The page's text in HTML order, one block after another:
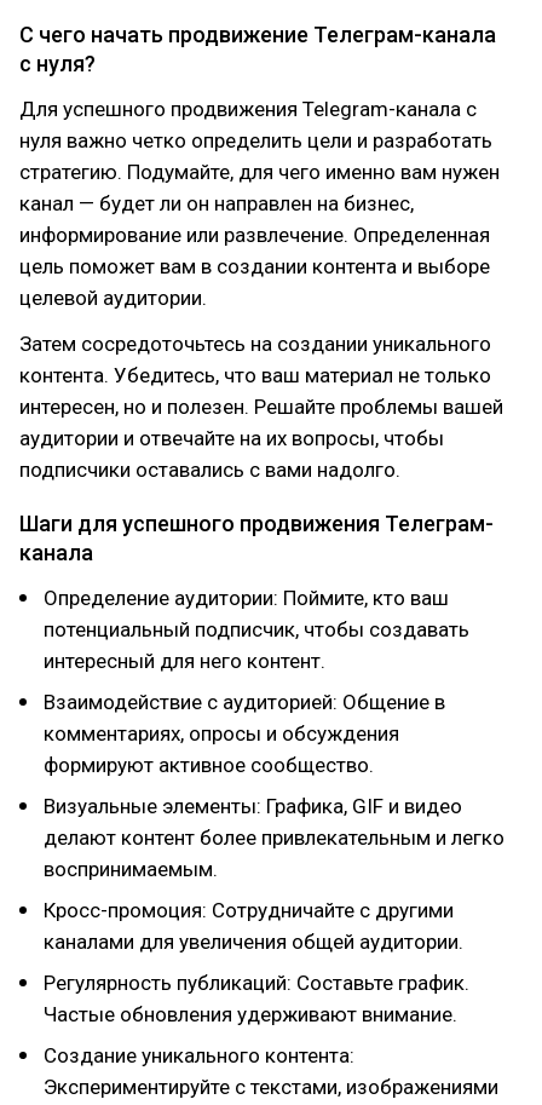
С чего начать продвижение Телеграм-канала
с нуля?
Для успешного продвижения Telegram-канала с
нуля важно четко определить цели и разработать
стратегию. Подумайте, для чего именно вам нужен
канал — будет ли он направлен на бизнес,
информирование или развлечение. Определенная
цель поможет вам в создании контента и выборе
целевой аудитории.
Затем сосредоточьтесь на создании уникального
контента. Убедитесь, что ваш материал не только
интересен, но и полезен. Решайте проблемы вашей
аудитории и отвечайте на их вопросы, чтобы
подписчики оставались с вами надолго.
Шаги для успешного продвижения Телеграм-
канала
Определение аудитории: Поймите, кто ваш
потенциальный подписчик, чтобы создавать
интересный для него контент.
Взаимодействие с аудиторией: Общение в
комментариях, опросы и обсуждения
формируют активное сообщество.
Визуальные элементы: Графика, GIF и видео
делают контент более привлекательным и легко
воспринимаемым.
Кросс-промоция: Сотрудничайте с другими
каналами для увеличения общей аудитории.
Регулярность публикаций: Составьте график.
Частые обновления удерживают внимание.
Создание уникального контента:
Экспериментируйте с текстами, изображениями